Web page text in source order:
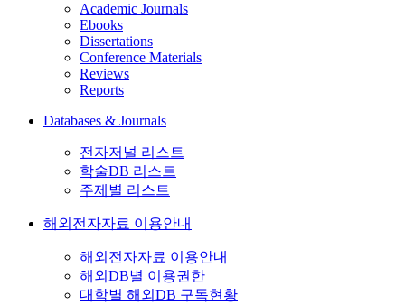
Academic Journals
Ebooks
Dissertations
Conference Materials
Reviews
Reports
Databases & Journals
전자저널 리스트
학술DB 리스트
주제별 리스트
해외전자자료 이용안내
해외전자자료 이용안내
해외DB별 이용권한
대학별 해외DB 구독현황